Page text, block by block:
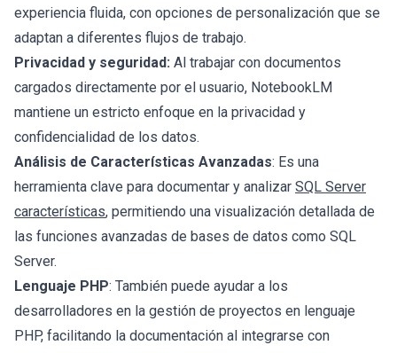
experiencia fluida, con opciones de personalización que se
adaptan a diferentes flujos de trabajo.
Privacidad y seguridad: Al trabajar con documentos
cargados directamente por el usuario, NotebookLM
mantiene un estricto enfoque en la privacidad y
confidencialidad de los datos.
Análisis de Características Avanzadas: Es una
herramienta clave para documentar y analizar SQL Server
características, permitiendo una visualización detallada de
las funciones avanzadas de bases de datos como SQL
Server.
Lenguaje PHP: También puede ayudar a los
desarrolladores en la gestión de proyectos en lenguaje
PHP, facilitando la documentación al integrarse con